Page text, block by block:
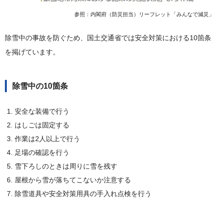
参照：内閣府（防災担当）リーフレット「みんなで減災」
除雪中の事故を防ぐため、国土交通省では安全対策における10箇条
を掲げています。
除雪中の10箇条
安全な装備で行う
はしごは固定する
作業は2人以上で行う
足場の確認を行う
雪下ろしのときは周りに雪を残す
屋根から雪が落ちてこないか注意する
除雪道具や安全対策用具の手入れ点検を行う